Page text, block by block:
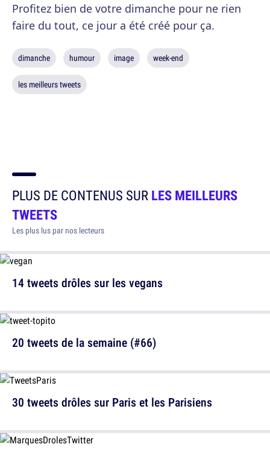
Profitez bien de votre dimanche pour ne rien
faire du tout, ce jour a été créé pour ça.
dimanche humour image week-end
les meilleurs tweets
PLUS DE CONTENUS SURLES MEILLEURS
TWEETS
Les plus lus par nos lecteurs
14 tweets drôles sur les vegans
30 tweets drôles sur Paris et les Parisiens
20 tweets de la semaine (#66)